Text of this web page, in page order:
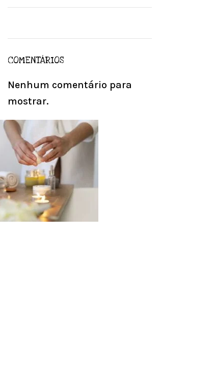
COMENTÁRIOS
Nenhum comentário para
mostrar.